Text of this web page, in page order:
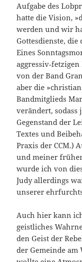
Aufgabe des
hatte die Vision,
werden und wir
Gottesdienste,
Eines
von der Band
aber die
Bandmitglieds
verändert, sodass
Gegenstand der
Textes und
Praxis der CCM.)
und meiner
wurde ich von
Judy allerdings
unserer
Auch hier kann
geistliches
den Geist der
der Gemeinde